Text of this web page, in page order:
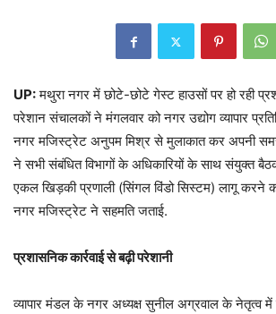
UP:मथुरा नगर में छोटे-छोटे गेस्ट हाउसों पर हो रही
परेशान संचालकों ने मंगलवार को नगर उद्योग व्यापार
नगर मजिस्ट्रेट अनुपम मिश्र से मुलाकात कर अपनी
ने सभी संबंधित विभागों के अधिकारियों के साथ संयुक्त
एकल खिड़की प्रणाली (सिंगल विंडो सिस्टम) लागू करने
नगर मजिस्ट्रेट ने सहमति जताई.
प्रशासनिक कार्रवाई से बढ़ी परेशानी
व्यापार मंडल के नगर अध्यक्ष सुनील अग्रवाल के नेतृत्व में